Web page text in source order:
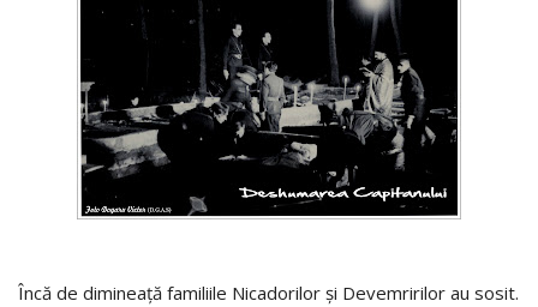
Încă de dimineaţă familiile Nicadorilor şi Devemririlor au sosit.